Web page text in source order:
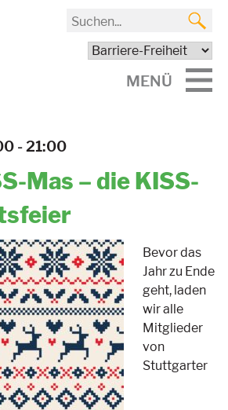
MENÜ
- 21:00
Mas – die KISS-
Bevor das
Jahr zu Ende
geht, laden
wir alle
Mitglieder
von
Stuttgarter